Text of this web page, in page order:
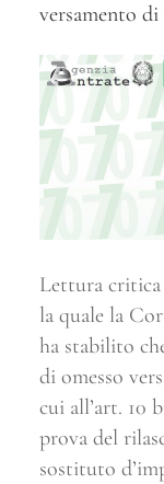
versamento
Lettura critica
la quale la
ha stabilito
di omesso
cui all’art. 10
prova del
sostituto